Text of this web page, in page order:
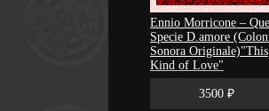
Ennio Morricone –
Specie D.amore
Sonora Originale)"This
Kind of Love"
3500 ₽